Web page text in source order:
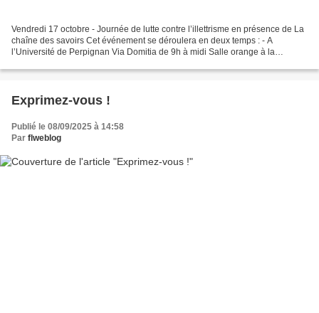
Vendredi 17 octobre - Journée de lutte contre l’illettrisme en présence de La
chaîne des savoirs Cet événement se déroulera en deux temps : - A
l’Université de Perpignan Via Domitia de 9h à midi Salle orange à la
Exprimez-vous !
Publié le 08/09/2025 à 14:58
Par flweblog